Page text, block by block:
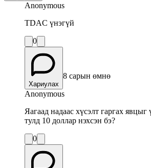
Anonymous
TDAC үнэгүй
0
Хариулах
8 сарын өмнө
Anonymous
Яагаад надаас хүсэлт гаргах
тулд 10 доллар нэхсэн бэ?
0